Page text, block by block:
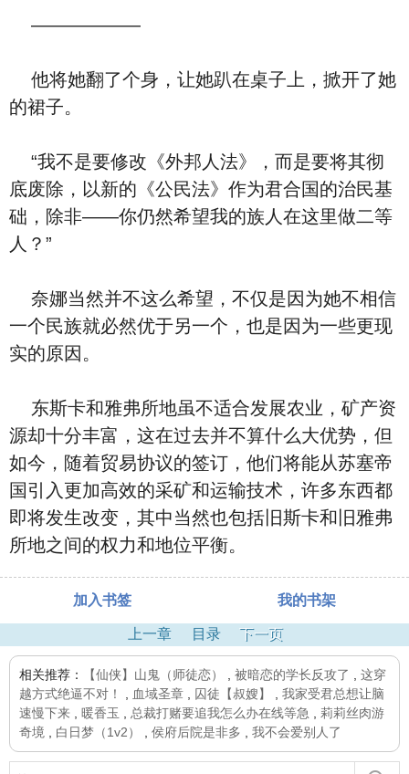
——————
他将她翻了个身，让她趴在桌子上，掀开了她
的裙子。
“我不是要修改《外邦人法》，而是要将其彻
底废除，以新的《公民法》作为君合国的治民基
础，除非——你仍然希望我的族人在这里做二等
人？”
奈娜当然并不这么希望，不仅是因为她不相信
一个民族就必然优于另一个，也是因为一些更现
实的原因。
东斯卡和雅弗所地虽不适合发展农业，矿产资
源却十分丰富，这在过去并不算什么大优势，但
如今，随着贸易协议的签订，他们将能从苏塞帝
国引入更加高效的采矿和运输技术，许多东西都
即将发生改变，其中当然也包括旧斯卡和旧雅弗
所地之间的权力和地位平衡。
加入书签 我的书架
上一章 目录 下一页
相关推荐： 【仙侠】山鬼（师徒恋） 被暗恋的学长反攻了
这穿
越方式绝逼不对！
血域圣章 囚徒【叔嫂】
我家受君总想让脑
速慢下来
暖香玉 总裁打赌要追我怎么办在线等急
莉莉丝肉游
奇境
白日梦（1v2） 侯府后院是非多 我不会爱别人了